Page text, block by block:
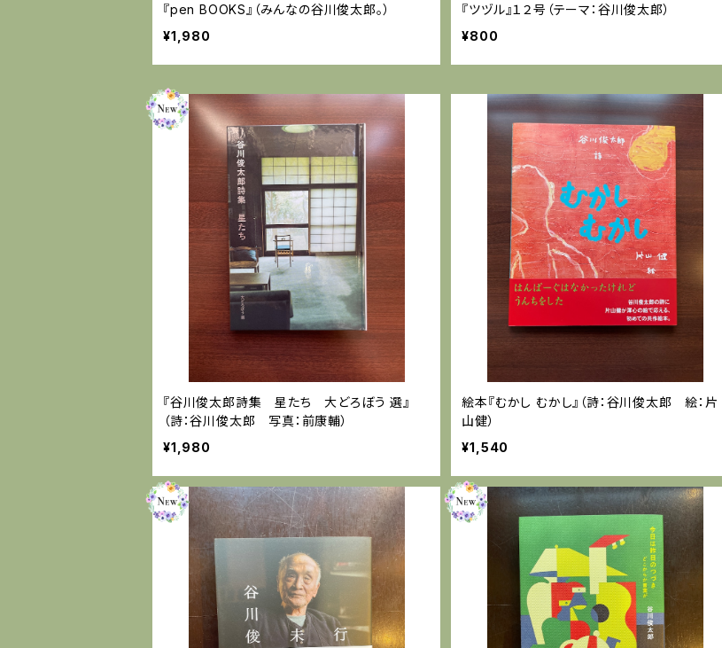
『pen BOOKS』（みんなの谷川俊太郎。）
¥1,980
『ツヅル』１２号（テーマ：谷川俊太郎）
¥800
『谷川俊太郎詩集 星たち 大どろぼう 選』
（詩：谷川俊太郎 写真：前康輔）
¥1,980
絵本『むかし むかし』（詩：谷川俊太郎 絵：片
山健）
¥1,540